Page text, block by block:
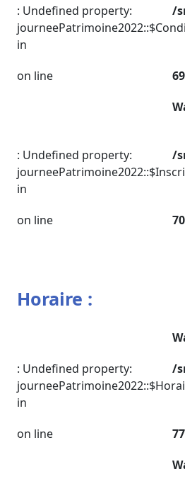
: Undefined property:
in
/
on line
69
: Undefined property:
in
/
on line 70
Horaire :
: Undefined property:
in
/
on line
77